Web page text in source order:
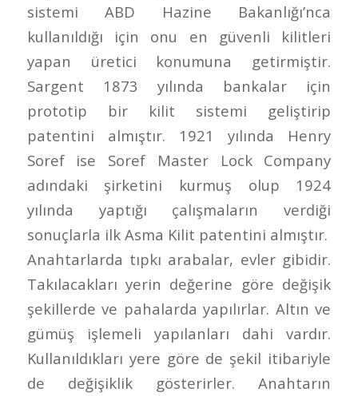
sistemi ABD Hazine Bakanlığı’nca
kullanıldığı için onu en güvenli kilitleri
yapan üretici konumuna getirmiştir.
Sargent 1873 yılında bankalar için
prototip bir kilit sistemi geliştirip
patentini almıştır. 1921 yılında Henry
Soref ise Soref Master Lock Company
adındaki şirketini kurmuş olup 1924
yılında yaptığı çalışmaların verdiği
sonuçlarla ilk Asma Kilit patentini almıştır.
Anahtarlarda tıpkı arabalar, evler gibidir.
Takılacakları yerin değerine göre değişik
şekillerde ve pahalarda yapılırlar. Altın ve
gümüş işlemeli yapılanları dahi vardır.
Kullanıldıkları yere göre de şekil itibariyle
de değişiklik gösterirler. Anahtarın